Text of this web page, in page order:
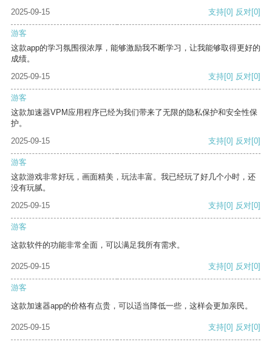
2025-09-15
支持[0] 反对[0]
游客
这款app的学习氛围很浓厚，能够激励我不断学习，让我能够取得更好的
成绩。
2025-09-15
支持[0] 反对[0]
游客
这款加速器VPM应用程序已经为我们带来了无限的隐私保护和安全性保
护。
2025-09-15
支持[0] 反对[0]
游客
这款游戏非常好玩，画面精美，玩法丰富。我已经玩了好几个小时，还
没有玩腻。
2025-09-15
支持[0] 反对[0]
游客
这款软件的功能非常全面，可以满足我所有需求。
2025-09-15 支持[0] 反对[0]
游客
这款加速器app的价格有点贵，可以适当降低一些，这样会更加亲民。
2025-09-15 支持[0] 反对[0]